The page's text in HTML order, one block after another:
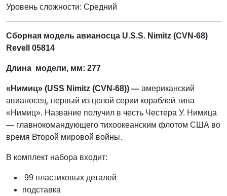
Уровень сложности: Cредний
Сборная модель авианосца U.S.S. Nimitz (CVN-68)
Revell 05814
Длина модели, мм: 277
«Нимиц» (USS Nimitz (CVN-68)) — американский
авианосец, первый из целой серии кораблей типа
«Нимиц». Название получил в честь Честера У. Нимица
— главнокомандующего тихоокеанским флотом США во
время Второй мировой войны.
В комплект набора входит:
99 пластиковых деталей
подставка